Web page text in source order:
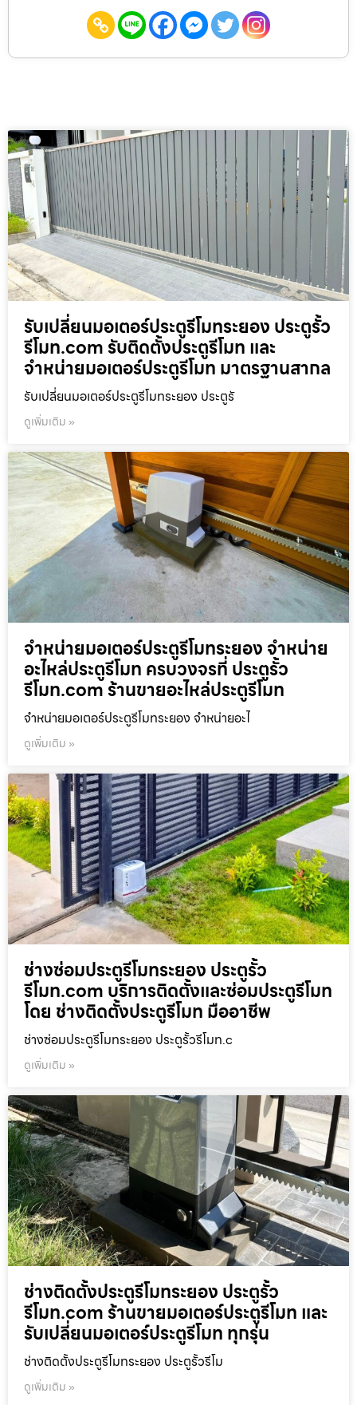
รับเปลี่ยนมอเตอร์ประตูรีโมทระยอง ประตูรั้ว
รีโมท.com รับติดตั้งประตูรีโมท และ
จำหน่ายมอเตอร์ประตูรีโมท มาตรฐานสากล
รับเปลี่ยนมอเตอร์ประตูรีโมทระยอง ประตูรั
ดูเพิ่มเติม »
จำหน่ายมอเตอร์ประตูรีโมทระยอง จำหน่าย
อะไหล่ประตูรีโมท ครบวงจรที่ ประตูรั้ว
รีโมท.com ร้านขายอะไหล่ประตูรีโมท
จำหน่ายมอเตอร์ประตูรีโมทระยอง จำหน่ายอะไ
ดูเพิ่มเติม »
ช่างซ่อมประตูรีโมทระยอง ประตูรั้ว
รีโมท.com บริการติดตั้งและซ่อมประตูรีโมท
โดย ช่างติดตั้งประตูรีโมท มืออาชีพ
ช่างซ่อมประตูรีโมทระยอง ประตูรั้วรีโมท.c
ดูเพิ่มเติม »
ช่างติดตั้งประตูรีโมทระยอง ประตูรั้ว
รีโมท.com ร้านขายมอเตอร์ประตูรีโมท และ
รับเปลี่ยนมอเตอร์ประตูรีโมท ทุกรุ่น
ช่างติดตั้งประตูรีโมทระยอง ประตูรั้วรีโม
ดูเพิ่มเติม »